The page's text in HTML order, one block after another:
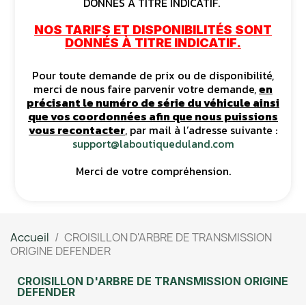
NOS TARIFS ET DISPONIBILITÉS SONT
DONNÉS À TITRE INDICATIF.
Pour toute demande de prix ou de disponibilité,
merci de nous faire parvenir votre demande,en
précisant le numéro de série du véhicule ainsi
que vos coordonnées afin que nous puissions
vous recontacter, par mail à l’adresse suivante :
support@laboutiqueduland.com
Merci de votre compréhension.
Accueil
CROISILLON D'ARBRE DE TRANSMISSION
ORIGINE DEFENDER
CROISILLON D'ARBRE DE TRANSMISSION ORIGINE
DEFENDER